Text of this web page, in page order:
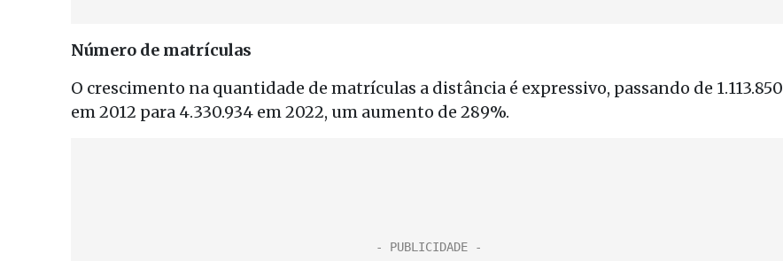
Número de matrículas
O crescimento na quantidade de matrículas a distância é expressivo, passando de 1.113.850
em 2012 para 4.330.934 em 2022, um aumento de 289%.